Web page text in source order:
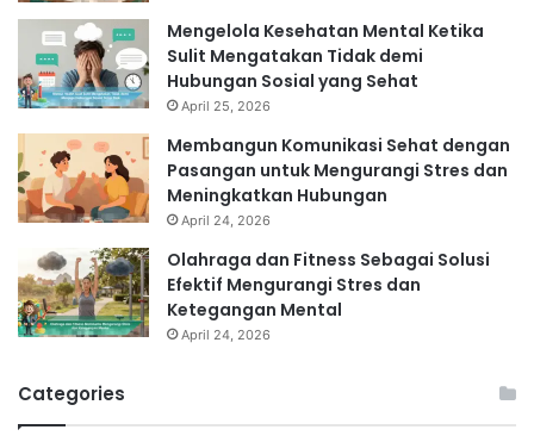
Mengelola Kesehatan Mental Ketika
Sulit Mengatakan Tidak demi
Hubungan Sosial yang Sehat
April 25, 2026
Membangun Komunikasi Sehat dengan
Pasangan untuk Mengurangi Stres dan
Meningkatkan Hubungan
April 24, 2026
Olahraga dan Fitness Sebagai Solusi
Efektif Mengurangi Stres dan
Ketegangan Mental
April 24, 2026
Categories